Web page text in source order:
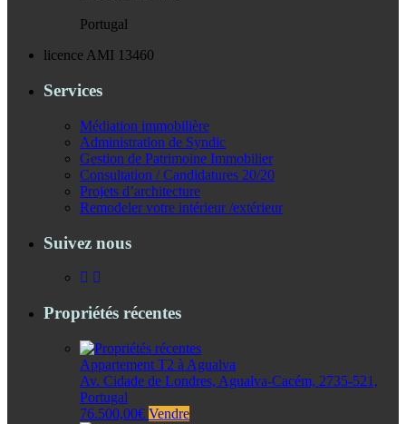
Portugal
licence AMI 13460
Services
Médiation immobilière
Administration de Syndic
Gestion de Patrimoine Immobilier
Consultation / Candidatures 20/20
Projets d’architecture
Remodeler votre intérieur /extérieur
Suivez nous
Propriétés récentes
Appartement T2 à Agualva
Av. Cidade de Londres, Agualva-Cacém, 2735-521,
Portugal
76.500,00€ Vendre